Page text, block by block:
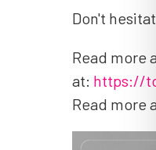
Don't
Read more
at: https://
Read more